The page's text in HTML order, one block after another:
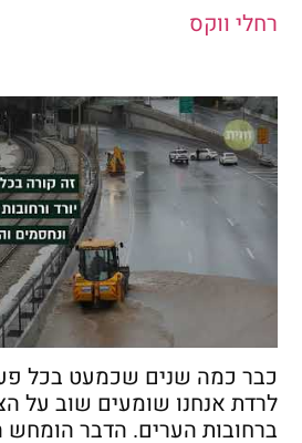
רחלי ווקס
כבר כמה שנים שכמעט בכל
לרדת אנחנו שומעים שוב על
ברחובות הערים. הדבר הומחש